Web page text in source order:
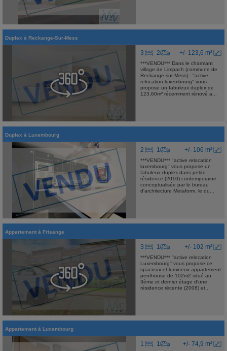
Duplex à Reckange-Sur-Mess
+/- 123,6 m²
3 2
***VENDU*** Dans le charmant
village de Limpach (commune de
Reckange sur Mess) : ''active
relocation luxembourg'' vous
propose un fabuleux duplex de
123,60m² récemment rénové a...
Duplex à Luxembourg
+/- 106 m²
2 1
***VENDU*** "active relocation
luxembourg" vous propose un
fabuleux duplex dans petite
résidence (2010) contemporaine
conceptualisée par le bureau
d'architecture Metaform, le du...
Appartement à Frisange
+/- 102 m²
3 1
***VENDU*** ''active relocation
Luxembourg'' vous propose ce
spacieux et lumineux appartement-
penthouse de 102m2 situé au
3ème et dernier étage d’une
résidence récente (2008) et...
Appartement à Luxembourg
+/- 74,9 m²
1 1